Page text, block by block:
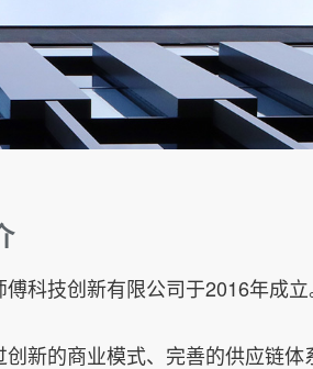
科技创新有限公司于2016年成立
创新的商业模式、完善的供应链